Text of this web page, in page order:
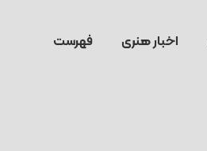
اخبار هنری فهرست